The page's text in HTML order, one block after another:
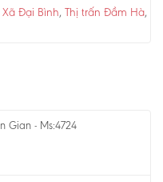
Xã Đại Bình, Thị trấn Đầm Hà,
Gian - Ms:4724